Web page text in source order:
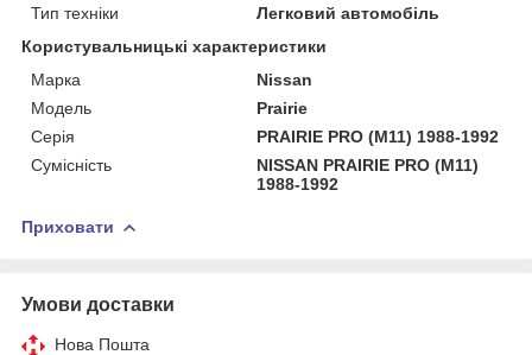
Тип техніки
Легковий автомобіль
Користувальницькі характеристики
Марка
Nissan
Мoдель
Prairie
Серія
PRAIRIE PRO (M11) 1988-1992
Сумісність
NISSAN PRAIRIE PRO (M11)
1988-1992
Приховати
Умови доставки
Нова Пошта